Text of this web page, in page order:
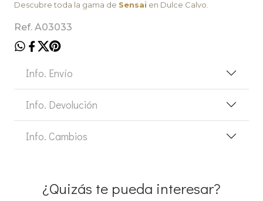
Descubre toda la gama de Sensai en Dulce Calvo.
Ref. A03033
Info. Envío
Info. Devolución
Info. Cambios
¿Quizás te pueda interesar?